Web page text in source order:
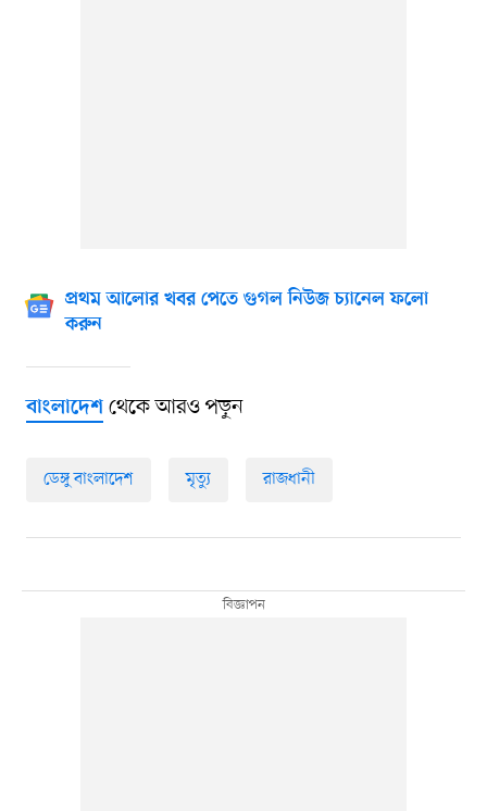
প্রথম আলোর খবর পেতে গুগল নিউজ চ্যানেল ফলো
করুন
বাংলাদেশথেকে আরও পড়ুন
ডেঙ্গু বাংলাদেশ মৃত্যু রাজধানী